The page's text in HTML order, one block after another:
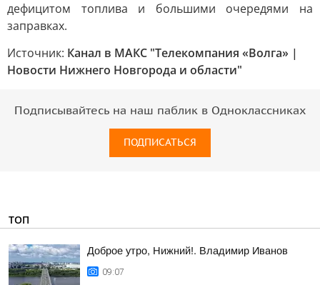
дефицитом топлива и большими очередями на
заправках.
Источник: Канал в МАКС "Телекомпания «Волга» |
Новости Нижнего Новгорода и области"
Подписывайтесь на наш паблик в Одноклассниках
ПОДПИСАТЬСЯ
ТОП
Доброе утро, Нижний!. Владимир Иванов
09:07